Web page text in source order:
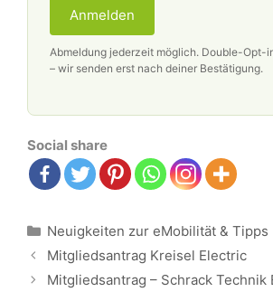
Anmelden
Abmeldung jederzeit möglich. Double-Opt-
– wir senden erst nach deiner Bestätigung.
Social share
Kategorien
Neuigkeiten zur eMobilität & Tipps
Beitrags-
Navigation
Mitgliedsantrag Kreisel Electric
Mitgliedsantrag – Schrack Technik